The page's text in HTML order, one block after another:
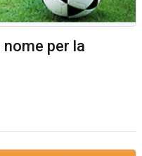
per la